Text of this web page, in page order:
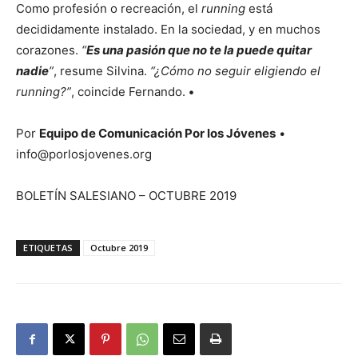
Como profesión o recreación, el running está
decididamente instalado. En la sociedad, y en muchos
corazones. “Es una pasión que no te la puede quitar
nadie”, resume Silvina. “¿Cómo no seguir eligiendo el
running?”, coincide Fernando. •
Por Equipo de Comunicación Por los Jóvenes •
info@porlosjovenes.org
BOLETÍN SALESIANO – OCTUBRE 2019
ETIQUETAS Octubre 2019